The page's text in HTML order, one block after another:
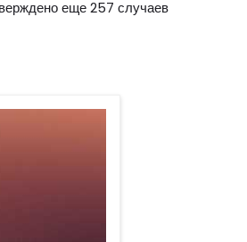
еще 257 случаев